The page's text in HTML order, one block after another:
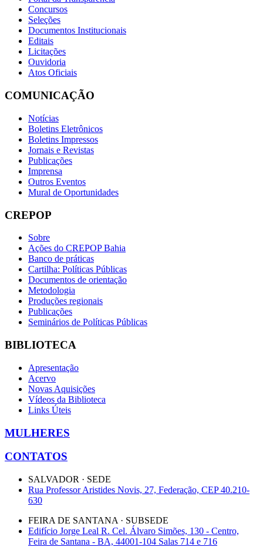
Concursos
Seleções
Documentos Institucionais
Editais
Licitações
Ouvidoria
Atos Oficiais
COMUNICAÇÃO
Notícias
Boletins Eletrônicos
Boletins Impressos
Jornais e Revistas
Publicações
Imprensa
Outros Eventos
Mural de Oportunidades
CREPOP
Sobre
Ações do CREPOP Bahia
Banco de práticas
Cartilha: Políticas Públicas
Documentos de orientação
Metodologia
Produções regionais
Publicações
Seminários de Políticas Públicas
BIBLIOTECA
Apresentação
Acervo
Novas Aquisições
Vídeos da Biblioteca
Links Úteis
MULHERES
CONTATOS
SALVADOR · SEDE
Rua Professor Aristides Novis, 27, Federação, CEP 40.210-
630
FEIRA DE SANTANA · SUBSEDE
Edifício Jorge Leal R. Cel. Álvaro Simões, 130 - Centro,
Feira de Santana - BA, 44001-104 Salas 714 e 716